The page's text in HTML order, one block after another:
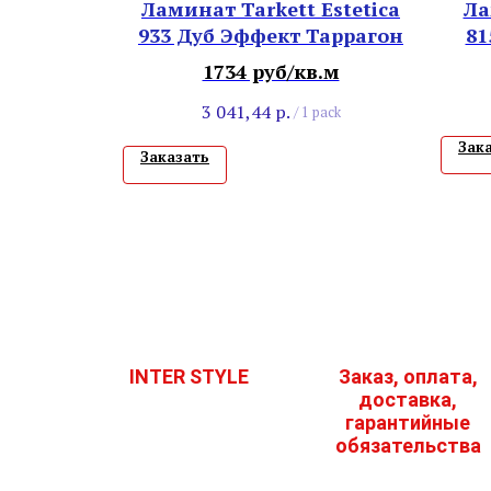
Ламинат Tarkett Estetica
933 Дуб Эффект Таррагон
1734 руб/кв.м
3 041,44 р. / 1 pack
Заказать
INTER STYLE
Заказ, оплата,
доставка,
гарантийные
обязательства